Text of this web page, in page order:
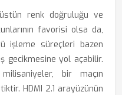
renk doğruluğu ve
favorisi olsa da,
işleme süreçleri bazen
gecikmesine yol açabilir.
bir maçın
HDMI 2.1 arayüzünün